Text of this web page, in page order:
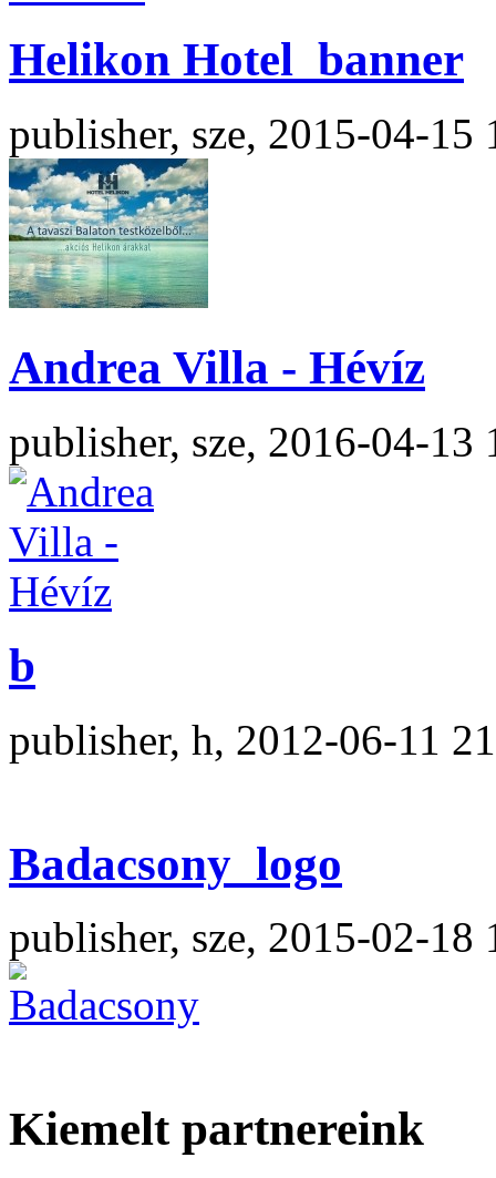
Helikon Hotel_banner
publisher, sze, 2015-04-15
Andrea Villa - Hévíz
publisher, sze, 2016-04-13
b
publisher, h, 2012-06-11
Badacsony_logo
publisher, sze, 2015-02-18
Kiemelt partnereink